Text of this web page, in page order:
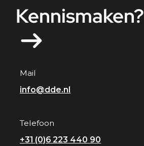
Kennismaken?
Mail
info@dde.nl
Telefoon
+31 (0)6 223 440 90